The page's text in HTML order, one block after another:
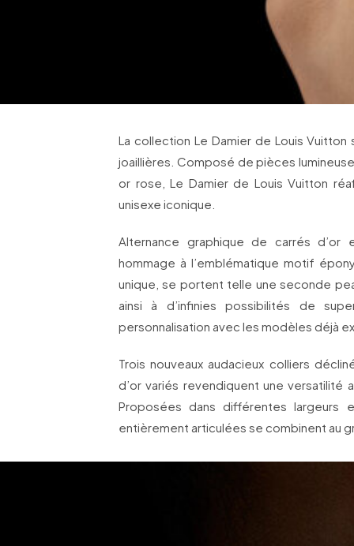
La collection Le Damier de Louis Vuitton
joaillières. Composé de pièces
or rose, Le Damier de Louis Vuitton
unisexe iconique.
Alternance graphique de carrés
hommage à l’emblématique motif
unique, se portent telle une seconde
ainsi à d’infinies possibilités de
personnalisation avec les modèles déjà
Trois nouveaux audacieux colliers
d’or variés revendiquent une
Proposées dans différentes largeurs
entièrement articulées se combinent au